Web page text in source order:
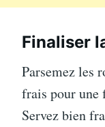
Finaliser
Parsemez les
frais pour une
Servez bien